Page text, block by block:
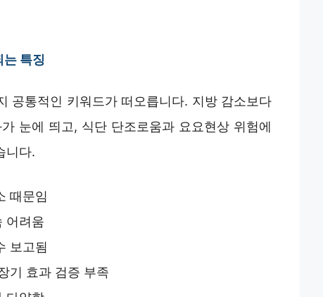
특징
공통적인 키워드가 떠오릅니다. 지방 감소보다
눈에 띄고, 식단 단조로움과 요요현상 위험에
니다.
때문임
어려움
보고됨
기 효과 검증 부족